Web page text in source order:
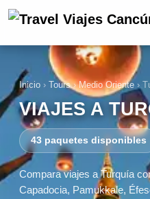
Inicio › Tours ›Medio Oriente ›
VIAJES A
43 paquetes disponibles
Compara viajes a Turquía
Capadocia, Pamukkale,